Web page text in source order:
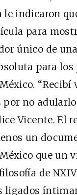
le indicaron
para
único de
para los
“Recibí
por no
Vicente. El
un
que un
de
ligados